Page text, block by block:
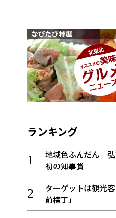
ランキング
地域色ふんだん 弘
初の知事賞
ターゲットは観光
前横丁」